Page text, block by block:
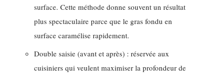
surface. Cette méthode donne souvent un résultat
plus spectaculaire parce que le gras fondu en
surface caramélise rapidement.
Double saisie (avant et après) : réservée aux
cuisiniers qui veulent maximiser la profondeur de